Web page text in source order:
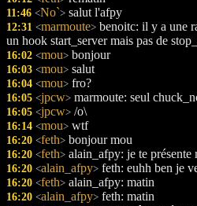
11:46 <No`> salut l'afpy
12:31 <marmoute> benoitc: il y a une
un hook start_server mais pas de
16:02 <mou> bonjour
16:03 <mou> salut
16:04 <mou> fro?
16:05 <jpcw> marmoute: seul
16:05 <jpcw> /o\
16:14 <mou> wtf
16:20 <feth> bonjour mou
16:20 <feth> alain_afpy: je te présente
16:20 <alain_afpy> feth: euhh ben je
16:20 <feth> alain_afpy: matin
16:20 <alain_afpy> feth: matin